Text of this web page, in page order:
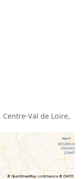
, Centre-Val de Loire,